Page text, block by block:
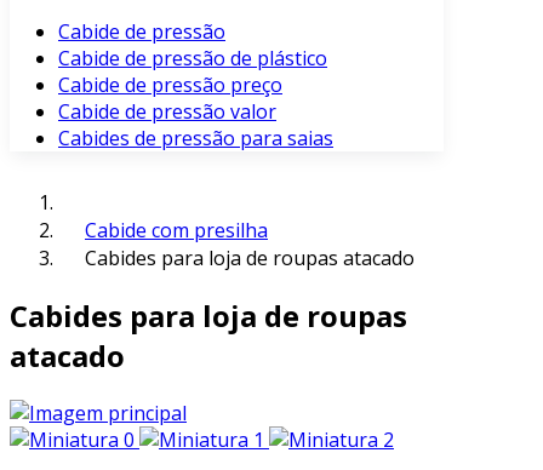
Cabide de pressão
Cabide de pressão de plástico
Cabide de pressão preço
Cabide de pressão valor
Cabides de pressão para saias
Cabide com presilha
Cabides para loja de roupas atacado
Cabides para loja de roupas
atacado